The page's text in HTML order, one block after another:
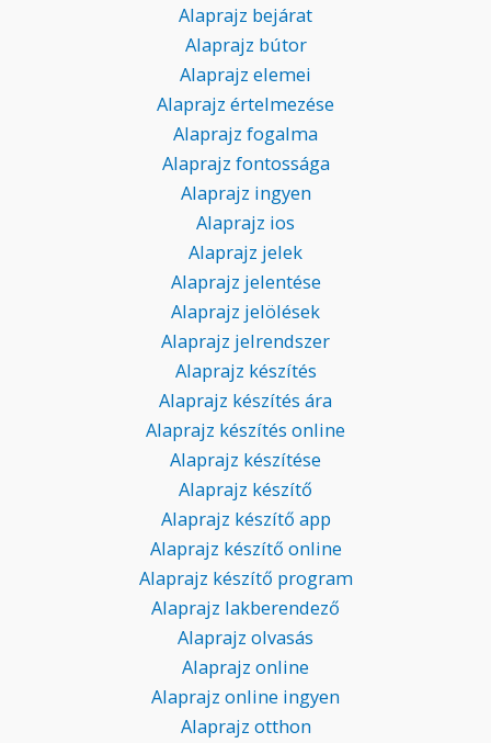
Alaprajz bejárat
Alaprajz bútor
Alaprajz elemei
Alaprajz értelmezése
Alaprajz fogalma
Alaprajz fontossága
Alaprajz ingyen
Alaprajz ios
Alaprajz jelek
Alaprajz jelentése
Alaprajz jelölések
Alaprajz jelrendszer
Alaprajz készítés
Alaprajz készítés ára
Alaprajz készítés online
Alaprajz készítése
Alaprajz készítő
Alaprajz készítő app
Alaprajz készítő online
Alaprajz készítő program
Alaprajz lakberendező
Alaprajz olvasás
Alaprajz online
Alaprajz online ingyen
Alaprajz otthon